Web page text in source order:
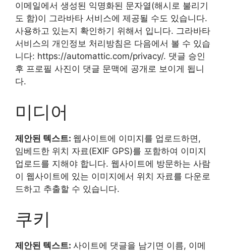
이메일에서 생성된 익명화된 문자열(해시로 불리기
도 함)이 그라바타 서비스에 제공될 수도 있습니다.
사용하고 있는지 확인하기 위해서 입니다. 그라바타
서비스의 개인정보 처리방침은 다음에서 볼 수 있습
니다: https://automattic.com/privacy/. 댓글 승인
후 프로필 사진이 댓글 문맥에 공개로 보이게 됩니
다.
미디어
제안된 텍스트: 웹사이트에 이미지를 업로드하면,
임베드한 위치 자료(EXIF GPS)를 포함하여 이미지
업로드를 지해야 합니다. 웹사이트에 방문하는 사람
이 웹사이트에 있는 이미지에서 위치 자료를 다운로
드하고 추출할 수 있습니다.
쿠키
제안된 텍스트: 사이트에 댓글을 남기면 이름, 이메